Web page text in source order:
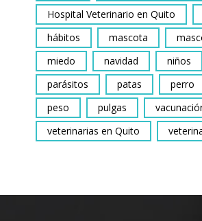
Hospital Veterinario en Quito
hábitos
mascota
miedo
navidad niños
parásitos
patas perro
peso
pulgas
veterinarias en Quito